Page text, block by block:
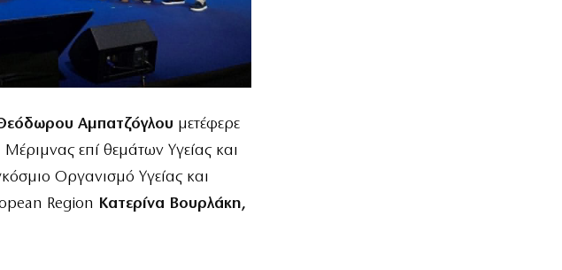
Αμπατζόγλου μετέφερε
Μέριμνας επί θεμάτων Υγείας και
Οργανισμό Υγείας και
Region Κατερίνα Βουρλάκη,